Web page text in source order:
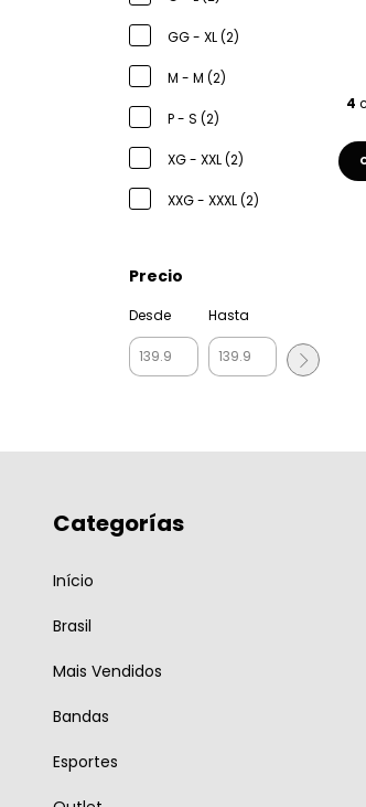
GG - XL (2)
M - M (2)
P - S (2)
XG - XXL (2)
XXG - XXXL (2)
Precio
Desde Hasta
4
Categorías
Início
Brasil
Mais Vendidos
Bandas
Esportes